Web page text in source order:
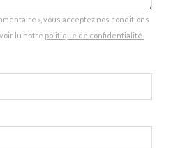
», vous acceptez nos conditions
lu notre politique de confidentialité.